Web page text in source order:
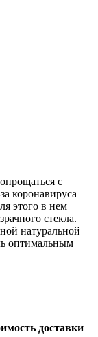
с
коронавируса
этого в нем
стекла.
натуральной
оптимальным
доставки